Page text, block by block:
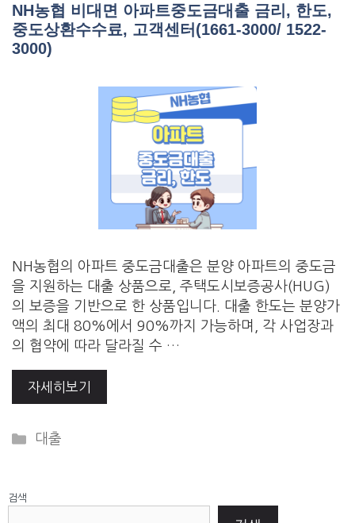
NH농협 비대면 아파트중도금대출 금리, 한도,
중도상환수수료, 고객센터(1661-3000/ 1522-
3000)
NH농협의 아파트 중도금대출은 분양 아파트의 중도금
을 지원하는 대출 상품으로, 주택도시보증공사(HUG)
의 보증을 기반으로 한 상품입니다. 대출 한도는 분양가
액의 최대 80%에서 90%까지 가능하며, 각 사업장과
의 협약에 따라 달라질 수 …
자세히보기
Categories
대출
검색